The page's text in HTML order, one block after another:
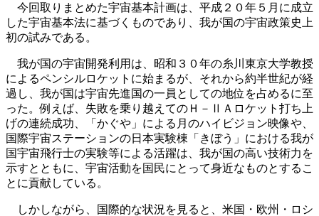
今回取りまとめた宇宙基本計画は、平成２０年５月に成立
した宇宙基本法に基づくものであり、我が国の宇宙政策史上
初の試みである。
我が国の宇宙開発利用は、昭和３０年の糸川東京大学教授
によるペンシルロケットに始まるが、それから約半世紀が経
過し、我が国は宇宙先進国の一員としての地位を占めるに至
った。例えば、失敗を乗り越えてのＨ－ⅡＡロケット打ち上
げの連続成功、「かぐや」による月のハイビジョン映像や、
国際宇宙ステーションの日本実験棟「きぼう」における我が
国宇宙飛行士の実験等による活躍は、我が国の高い技術力を
示すとともに、宇宙活動を国民にとって身近なものとするこ
とに貢献している。
しかしながら、国際的な状況を見ると、米国・欧州・ロシ